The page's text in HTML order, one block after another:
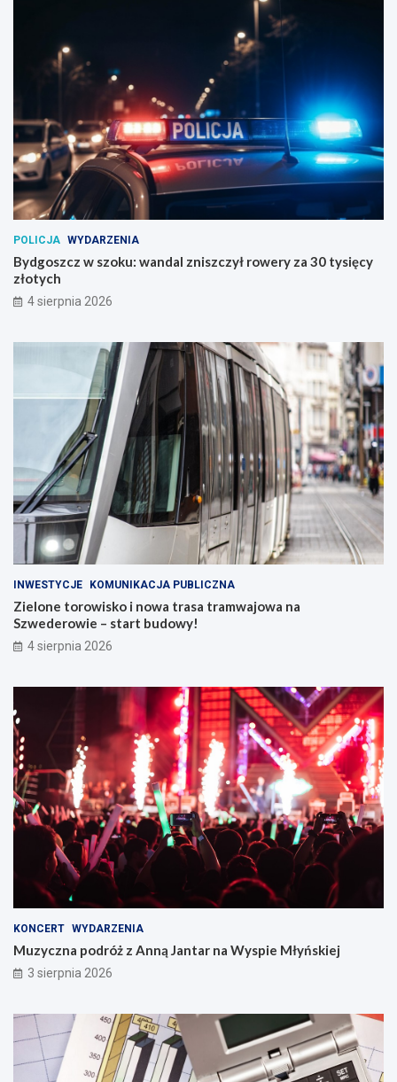
POLICJA WYDARZENIA
Bydgoszcz w szoku: wandal zniszczył rowery za 30 tysięcy
złotych
4 sierpnia 2026
INWESTYCJE KOMUNIKACJA PUBLICZNA
Zielone torowisko i nowa trasa tramwajowa na
Szwederowie – start budowy!
4 sierpnia 2026
KONCERT WYDARZENIA
Muzyczna podróż z Anną Jantar na Wyspie Młyńskiej
3 sierpnia 2026